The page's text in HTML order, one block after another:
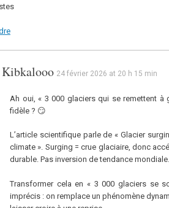
24 février 2026 at 20 h 15 min
Ah oui, « 3 000 glaciers qui se remettent
fidèle ? 😏
L’article scientifique parle de « Glacier
climate ». Surging = crue glaciaire, donc
durable. Pas inversion de tendance mondiale.
Transformer cela en « 3 000 glaciers se
imprécis : on remplace un phénomène